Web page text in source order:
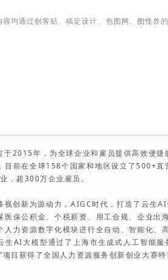
均通过创客贴、稿定设计、包图网、图怪兽
于2015年，为全球企业和雇员提供高效便
目前在全球158个国家和地区设立了500+直
，超300万企业雇员。
视创新为源动力，AIGC时代，打造了云生
医保公积金、个税薪资、用工合规、企业出
人力资源数字化模块进行全自动、智能化、
生AI大模型通过了上海市生成式人工智能
项目获得了全国人力资源服务创新创业大赛